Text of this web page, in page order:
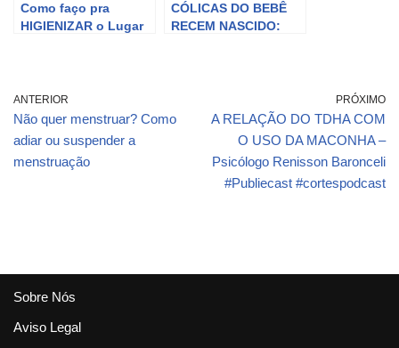
Como faço pra
HIGIENIZAR o Lugar
CÓLICAS DO BEBÊ
RECEM NASCIDO:
ANTERIOR
Não quer menstruar? Como
adiar ou suspender a
menstruação
PRÓXIMO
A RELAÇÃO DO TDHA COM
O USO DA MACONHA –
Psicólogo Renisson Baronceli
#Publiecast #cortespodcast
Sobre Nós
Aviso Legal